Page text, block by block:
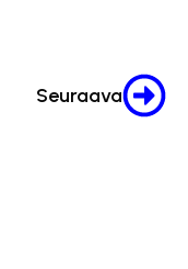
Seuraava